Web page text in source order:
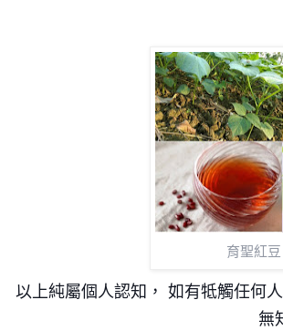
育聖紅
以上純屬個人認知， 如有牴觸任何
無